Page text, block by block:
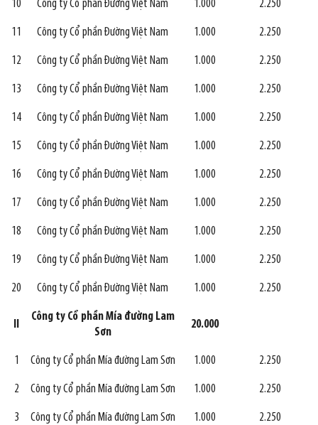
10 Công ty Cổ phần Đường Việt Nam 1.000 2.250
11 Công ty Cổ phần Đường Việt Nam 1.000 2.250
12 Công ty Cổ phần Đường Việt Nam 1.000 2.250
13 Công ty Cổ phần Đường Việt Nam 1.000 2.250
14 Công ty Cổ phần Đường Việt Nam 1.000 2.250
15 Công ty Cổ phần Đường Việt Nam 1.000 2.250
16 Công ty Cổ phần Đường Việt Nam 1.000 2.250
17 Công ty Cổ phần Đường Việt Nam 1.000 2.250
18 Công ty Cổ phần Đường Việt Nam 1.000 2.250
19 Công ty Cổ phần Đường Việt Nam 1.000 2.250
20 Công ty Cổ phần Đường Việt Nam 1.000 2.250
Công ty Cổ phần Mía đường Lam
Sơn
20.000
1 Công ty Cổ phần Mía đường Lam Sơn 1.000 2.250
2 Công ty Cổ phần Mía đường Lam Sơn 1.000 2.250
3 Công ty Cổ phần Mía đường Lam Sơn 1.000 2.250